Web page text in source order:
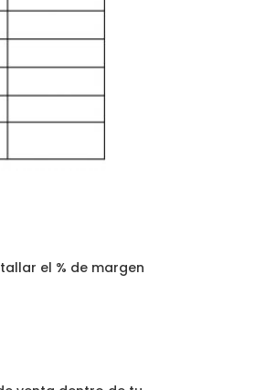
el % de margen